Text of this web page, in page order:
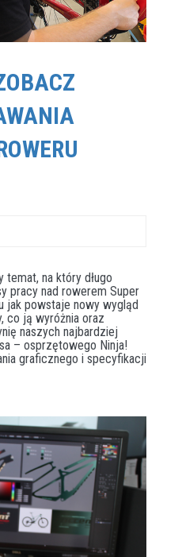
na który długo
pracy nad rowerem Super
jak powstaje nowy wygląd
co ją wyróżnia oraz
naszych najbardziej
– osprzętowego Ninja!
graficznego i specyfikacji